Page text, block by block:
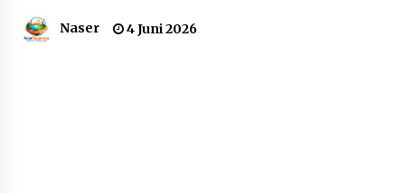
Dukung Ekosistem Kendaraan
Naser 4 Juni 2026